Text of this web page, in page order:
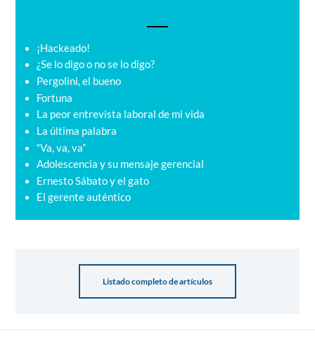
¡Hackeado!
¿Se lo digo o no se lo digo?
Pergolini, el bueno
Fortuna
La peor entrevista laboral de mi vida
La última palabra
“Va, va, va”
Adolescencia y su mensaje gerencial
Ernesto Sábato y el gato
El gerente auténtico
Listado completo de artículos